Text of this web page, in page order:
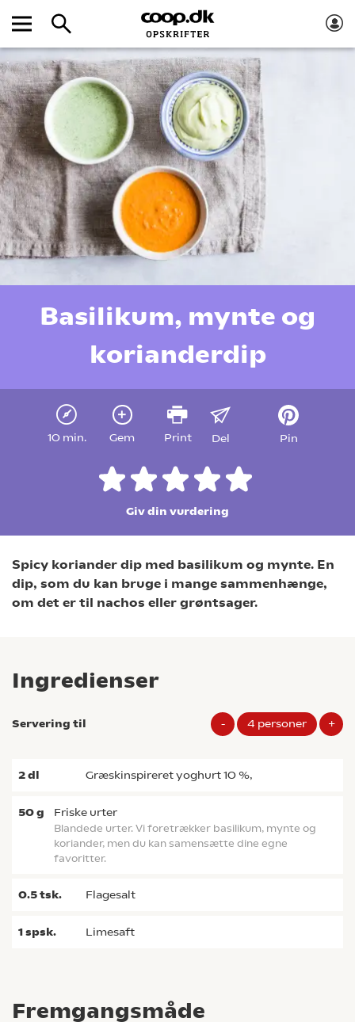
Basilikum, mynte og
korianderdip
10 min. Gem Print Del Pin
Giv din vurdering
Spicy koriander dip med basilikum og mynte. En
dip, som du kan bruge i mange sammenhænge,
om det er til nachos eller grøntsager.
Fremgangsmåde
Ingredienser
Servering til - 4 personer +
2dl græskinspireret yoghurt 10 %,
50g Friske urter
Blandede urter. Vi foretrækker basilikum, mynte og
koriander, men du kan samensætte dine egne
favoritter.
0.5tsk. flagesalt
1spsk. limesaft